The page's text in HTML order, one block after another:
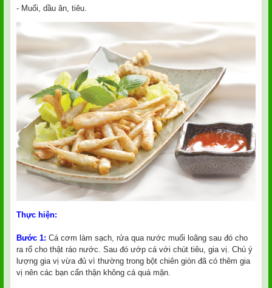
- Muối, dầu ăn, tiêu.
Thực hiện:
Bước 1: Cá cơm làm sạch, rửa qua nước muối loãng sau đó cho
ra rổ cho thật ráo nước. Sau đó ướp cá với chút tiêu, gia vị. Chú ý
lượng gia vị vừa đủ vì thường trong bột chiên giòn đã có thêm gia
vị nên các bạn cẩn thận không cá quá mặn.